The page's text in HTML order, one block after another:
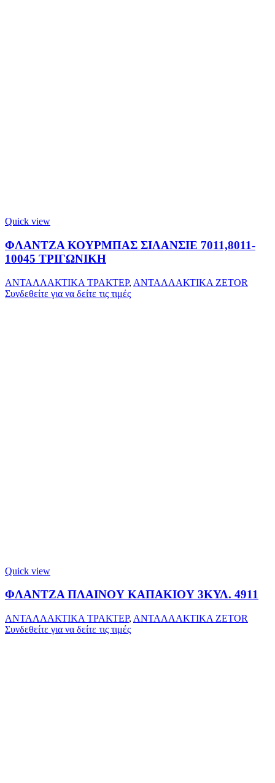
Quick view
ΦΛΑΝΤΖΑ ΚΟΥΡΜΠΑΣ ΣΙΛΑΝΣΙΕ 7011,8011-
10045 ΤΡΙΓΩΝΙΚΗ
ΑΝΤΑΛΛΑΚΤΙΚΑ ΤΡΑΚΤΕΡ, ΑΝΤΑΛΛΑΚΤΙΚΑ ZETOR
Συνδεθείτε για να δείτε τις τιμές
Quick view
ΦΛΑΝΤΖΑ ΠΛΑΙΝΟΥ ΚΑΠΑΚΙΟΥ 3ΚΥΛ. 4911
ΑΝΤΑΛΛΑΚΤΙΚΑ ΤΡΑΚΤΕΡ, ΑΝΤΑΛΛΑΚΤΙΚΑ ZETOR
Συνδεθείτε για να δείτε τις τιμές